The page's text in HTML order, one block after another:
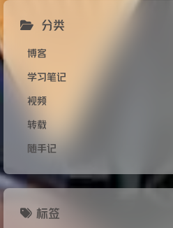
分类
博客
学习笔记
视频
转载
随手记
标签